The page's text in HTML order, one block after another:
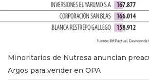
Minoritarios de Nutresa anuncian
Argos para vender en OPA